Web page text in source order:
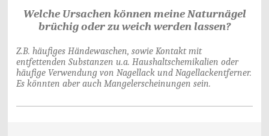
Welche Ursachen können meine Naturnägel
brüchig oder zu weich werden lassen?
Z.B. häufiges Händewaschen, sowie Kontakt mit
entfettenden Substanzen u.a. Haushaltschemikalien oder
häufige Verwendung von Nagellack und Nagellackentferner.
Es könnten aber auch Mangelerscheinungen sein.